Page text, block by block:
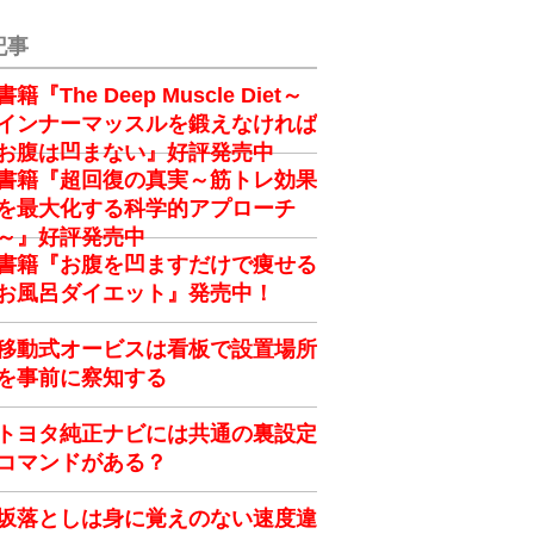
事
籍『The Deep Muscle Diet～
ンナーマッスルを鍛えなければ
腹は凹まない』好評発売中
籍『超回復の真実～筋トレ効果
最大化する科学的アプローチ
』好評発売中
籍『お腹を凹ますだけで痩せる
風呂ダイエット』発売中！
動式オービスは看板で設置場所
事前に察知する
ヨタ純正ナビには共通の裏設定
マンドがある？
落としは身に覚えのない速度違